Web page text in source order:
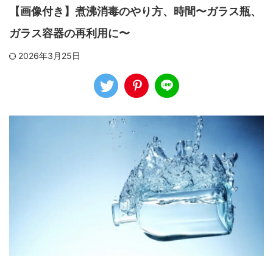
【画像付き】煮沸消毒のやり方、時間〜ガラス瓶、
ガラス容器の再利用に〜
2026年3月25日